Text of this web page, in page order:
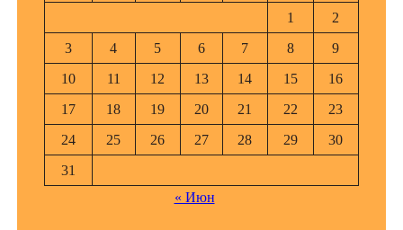
1
2
3
4 5 6 7 8
9
10
11 12 13 14 15
16
17
18 19 20 21 22
23
24
25 26 27 28 29
30
31
« Июн